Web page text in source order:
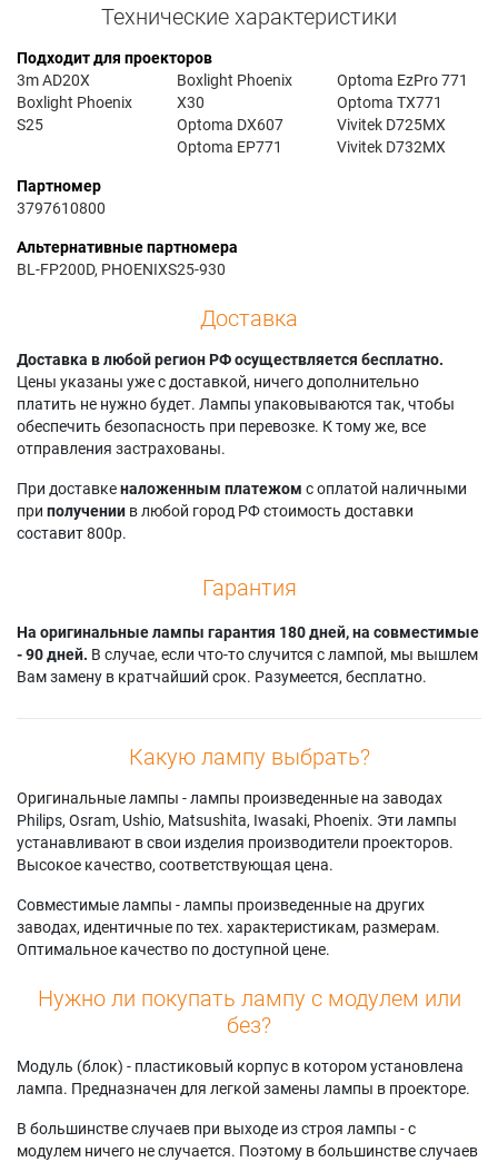
Технические характеристики
Подходит для проекторов
3m AD20X
Boxlight Phoenix
S25
Boxlight Phoenix
X30
Optoma DX607
Optoma EP771
Optoma EzPro 771
Optoma TX771
Vivitek D725MX
Vivitek D732MX
Партномер
3797610800
Альтернативные партномера
BL-FP200D, PHOENIXS25-930
Доставка
Доставка в любой регион РФ осуществляется бесплатно.
Цены указаны уже с доставкой, ничего дополнительно
платить не нужно будет. Лампы упаковываются так, чтобы
обеспечить безопасность при перевозке. К тому же, все
отправления застрахованы.
При доставкеналоженным платежом с оплатой наличными
при получении в любой город РФ стоимость доставки
составит 800р.
Гарантия
На оригинальные лампы гарантия 180 дней, на совместимые
- 90 дней. В случае, если что-то случится с лампой, мы вышлем
Вам замену в кратчайший срок. Разумеется, бесплатно.
Какую лампу выбрать?
Оригинальные лампы - лампы произведенные на заводах
Philips, Osram, Ushio, Matsushita, Iwasaki, Phoenix. Эти лампы
устанавливают в свои изделия производители проекторов.
Высокое качество, соответствующая цена.
Совместимые лампы - лампы произведенные на других
заводах, идентичные по тех. характеристикам, размерам.
Оптимальное качество по доступной цене.
Нужно ли покупать лампу с модулем или
без?
Модуль (блок) - пластиковый корпус в котором установлена
лампа. Предназначен для легкой замены лампы в проекторе.
В большинстве случаев при выходе из строя лампы - с
модулем ничего не случается. Поэтому в большинстве случаев